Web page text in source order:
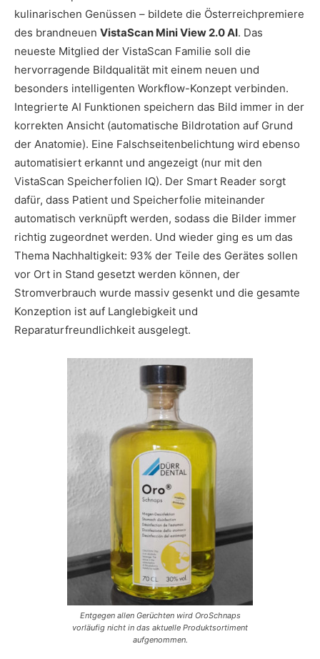
kulinarischen Genüssen – bildete die Österreichpremiere
des brandneuen VistaScan Mini View 2.0 AI. Das
neueste Mitglied der VistaScan Familie soll die
hervorragende Bildqualität mit einem neuen und
besonders intelligenten Workflow-Konzept verbinden.
Integrierte AI Funktionen speichern das Bild immer in der
korrekten Ansicht (automatische Bildrotation auf Grund
der Anatomie). Eine Falschseitenbelichtung wird ebenso
automatisiert erkannt und angezeigt (nur mit den
VistaScan Speicherfolien IQ). Der Smart Reader sorgt
dafür, dass Patient und Speicherfolie miteinander
automatisch verknüpft werden, sodass die Bilder immer
richtig zugeordnet werden. Und wieder ging es um das
Thema Nachhaltigkeit: 93% der Teile des Gerätes sollen
vor Ort in Stand gesetzt werden können, der
Stromverbrauch wurde massiv gesenkt und die gesamte
Konzeption ist auf Langlebigkeit und
Reparaturfreundlichkeit ausgelegt.
Entgegen allen Gerüchten wird OroSchnaps
vorläufig nicht in das aktuelle Produktsortiment
aufgenommen.